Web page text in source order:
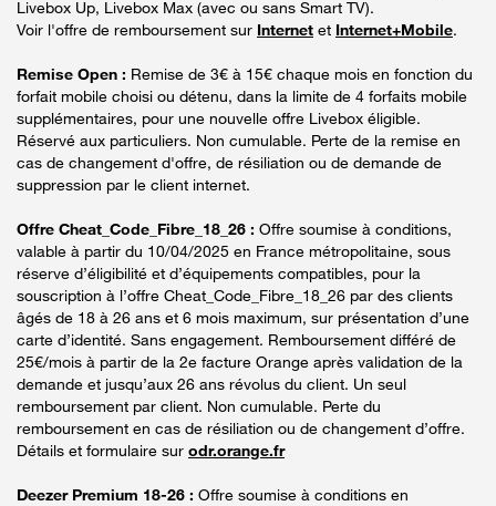
Livebox Up, Livebox Max (avec ou sans Smart TV).
Voir l'offre de remboursement sur Internet et Internet+Mobile.
Remise Open : Remise de 3€ à 15€ chaque mois en fonction du
forfait mobile choisi ou détenu, dans la limite de 4 forfaits mobile
supplémentaires, pour une nouvelle offre Livebox éligible.
Réservé aux particuliers. Non cumulable. Perte de la remise en
cas de changement d'offre, de résiliation ou de demande de
suppression par le client internet.
Offre Cheat_Code_Fibre_18_26 : Offre soumise à conditions,
valable à partir du 10/04/2025 en France métropolitaine, sous
réserve d’éligibilité et d’équipements compatibles, pour la
souscription à l’offre Cheat_Code_Fibre_18_26 par des clients
âgés de 18 à 26 ans et 6 mois maximum, sur présentation d’une
carte d’identité. Sans engagement. Remboursement différé de
25€/mois à partir de la 2e facture Orange après validation de la
demande et jusqu’aux 26 ans révolus du client. Un seul
remboursement par client. Non cumulable. Perte du
remboursement en cas de résiliation ou de changement d’offre.
Détails et formulaire sur odr.orange.fr
Deezer Premium 18-26 : Offre soumise à conditions en